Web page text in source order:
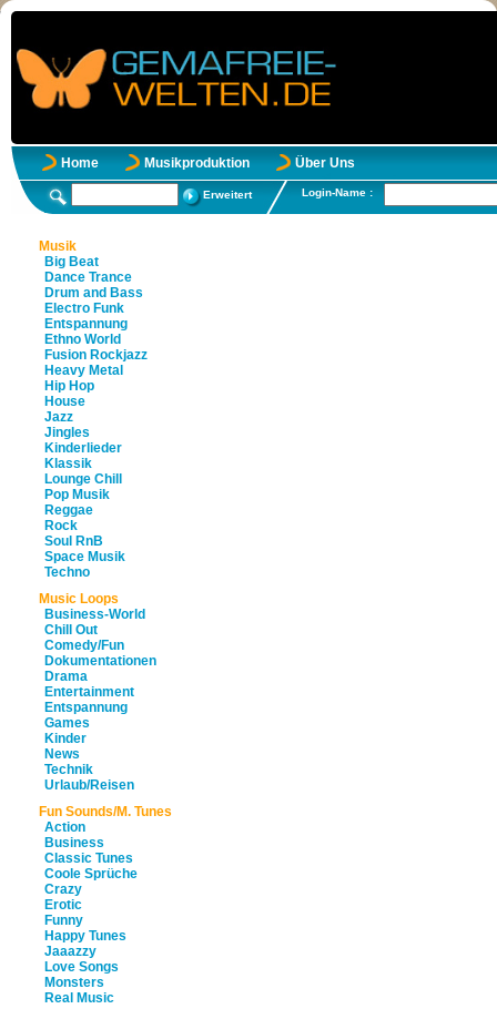
Home Musikproduktion Über Uns
Erweitert Login-Name :
Musik
Big Beat
Dance Trance
Drum and Bass
Electro Funk
Entspannung
Ethno World
Fusion Rockjazz
Heavy Metal
Hip Hop
House
Jazz
Jingles
Kinderlieder
Klassik
Lounge Chill
Pop Musik
Reggae
Rock
Soul RnB
Space Musik
Techno
Music Loops
Business-World
Chill Out
Comedy/Fun
Dokumentationen
Drama
Entertainment
Entspannung
Games
Kinder
News
Technik
Urlaub/Reisen
Fun Sounds/M. Tunes
Action
Business
Classic Tunes
Coole Sprüche
Crazy
Erotic
Funny
Happy Tunes
Jaaazzy
Love Songs
Monsters
Real Music